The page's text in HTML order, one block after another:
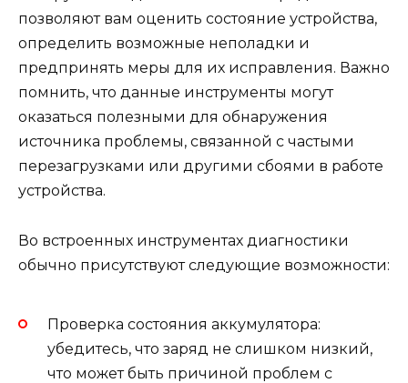
позволяют вам оценить состояние устройства,
определить возможные неполадки и
предпринять меры для их исправления. Важно
помнить, что данные инструменты могут
оказаться полезными для обнаружения
источника проблемы, связанной с частыми
перезагрузками или другими сбоями в работе
устройства.
Во встроенных инструментах диагностики
обычно присутствуют следующие возможности:
Проверка состояния аккумулятора:
убедитесь, что заряд не слишком низкий,
что может быть причиной проблем с